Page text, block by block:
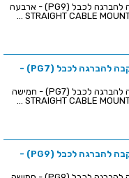
מחבר M12 לסנסור - נקבה להברגה לכבל (PG9) - ארבעה
מחבר M12 לסנסור - נקבה להברגה לכבל (PG7) -
מחבר M12 לסנסור - נקבה להברגה לכבל (PG7) - חמישה
מחבר M12 לסנסור - נקבה להברגה לכבל (PG9) -